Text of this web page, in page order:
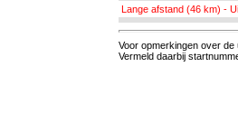
Lange afstand (46 km) -
Voor opmerkingen over
Vermeld daarbij